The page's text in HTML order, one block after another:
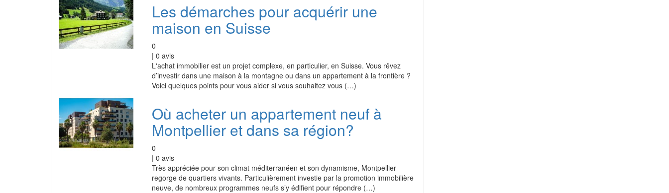
Les démarches pour acquérir une
maison en Suisse
0
| 0 avis
L'achat immobilier est un projet complexe, en particulier, en Suisse. Vous rêvez
d’investir dans une maison à la montagne ou dans un appartement à la frontière ?
Voici quelques points pour vous aider si vous souhaitez vous (…)
Où acheter un appartement neuf à
Montpellier et dans sa région?
0
| 0 avis
Très appréciée pour son climat méditerranéen et son dynamisme, Montpellier
regorge de quartiers vivants. Particulièrement investie par la promotion immobilière
neuve, de nombreux programmes neufs s’y édifient pour répondre (…)